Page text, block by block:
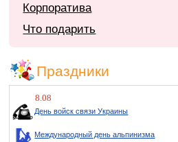
Корпоратива
Что подарить
Праздники
8.08
День войск связи Украины
Международный день альпинизма